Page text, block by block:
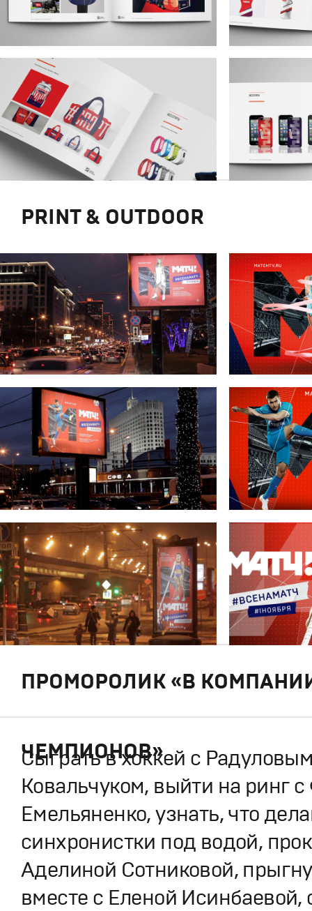
PRINT & OUTDOOR
ПРОМОРОЛИК «В
ЧЕМПИОНОВ»
Сыграть в хоккей с
Ковальчуком, выйти на ринг
Емельяненко, узнать, что
синхронистки под водой,
Аделиной Сотниковой,
вместе с Еленой Исинбаевой,